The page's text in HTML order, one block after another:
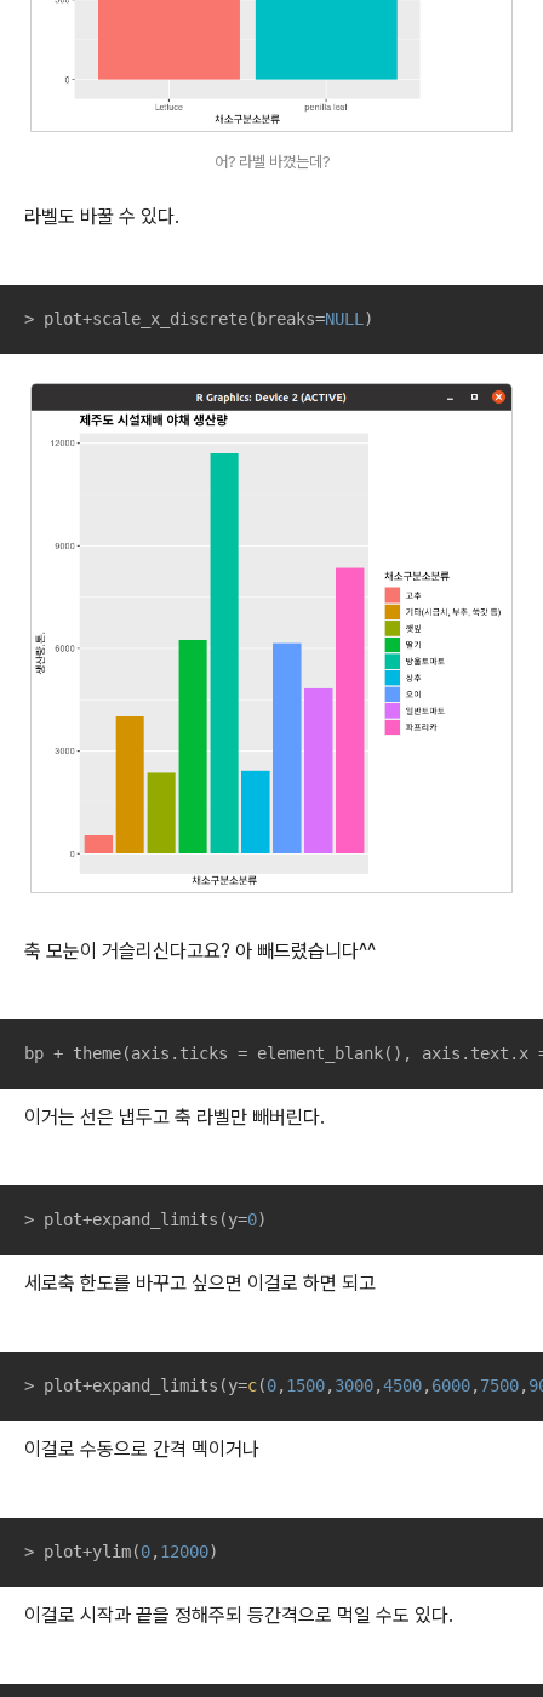
어? 라벨 바꼈는데?
라벨도 바꿀 수 있다.
> plot+scale_x_discrete(breaks=NULL )
축 모눈이 거슬리신다고요? 아 빼드렸습니다^^
bp + theme(axis.ticks = element_blank(), axis.text.x
이거는 선은 냅두고 축 라벨만 빼버린다.
> plot+expand_limits(y=0)
세로축 한도를 바꾸고 싶으면 이걸로 하면 되고
> plot+expand_limits(y=c(0, 1500, 3000,4500, 6000, 7500,
이걸로 수동으로 간격 멕이거나
> plot+ylim(0, 12000)
이걸로 시작과 끝을 정해주되 등간격으로 먹일 수도 있다.